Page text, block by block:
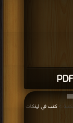
كتب في لينكات